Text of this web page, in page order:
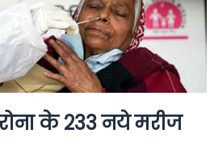
के 233 नये मरीज